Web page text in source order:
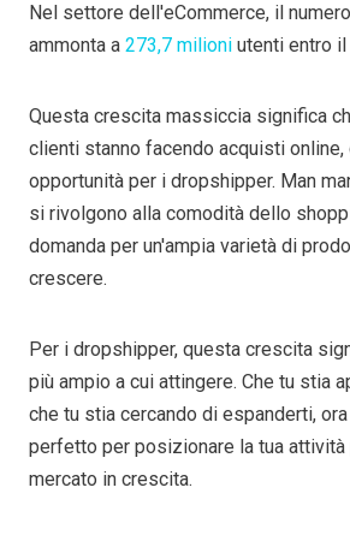
Nel settore dell'eCommerce, il
ammonta a 273,7 milioni utenti entro il
Questa crescita massiccia significa
clienti stanno facendo acquisti online,
opportunità per i dropshipper. Man
si rivolgono alla comodità dello
domanda per un'ampia varietà di
crescere.
Per i dropshipper, questa crescita
più ampio a cui attingere. Che tu stia
che tu stia cercando di espanderti,
perfetto per posizionare la tua
mercato in crescita.